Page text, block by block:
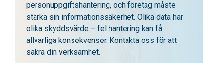
personuppgiftshantering, och företag måste
stärka sin informationssäkerhet. Olika data har
olika skyddsvärde – fel hantering kan få
allvarliga konsekvenser. Kontakta oss för att
säkra din verksamhet.